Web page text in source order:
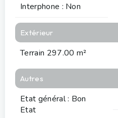
Interphone : Non
Extérieur
Terrain 297.00 m²
Autres
Etat général : Bon
Etat